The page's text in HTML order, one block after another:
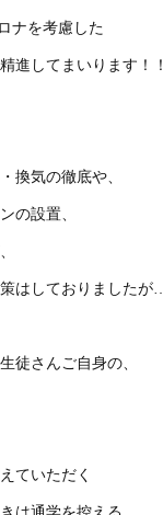
ナを考慮した
進してまいります！！
換気の徹底や、
の設置、
はしておりましたが…
徒さんご自身の、
ていただく